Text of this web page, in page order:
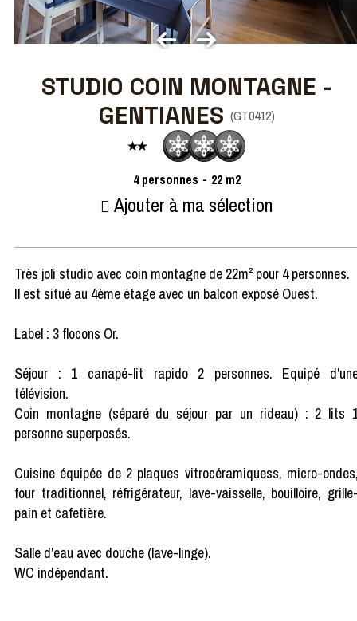
STUDIO COIN MONTAGNE -
GENTIANES (GT0412)
4 personnes 22 m2
Ajouter à ma sélection
Très joli studio avec coin montagne de 22m² pour 4 personnes.
Il est situé au 4ème étage avec un balcon exposé Ouest.
Label : 3 flocons Or.
Séjour : 1 canapé-lit rapido 2 personnes. Equipé
télévision.
Coin montagne (séparé du séjour par un rideau) : 2 lits
personne superposés.
Cuisine équipée de 2 plaques vitrocéramiquess, micro-
four traditionnel, réfrigérateur, lave-vaisselle, bouilloire,
pain et cafetière.
Salle d'eau avec douche (lave-linge).
WC indépendant.